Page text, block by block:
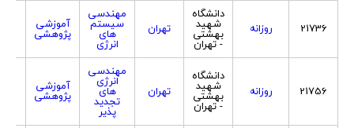
21736 روزانه
دانشگاه
شهید
بهشتی
- تهران
تهران
مهندسی
سیستم
های
انرژی
آموزشی
پژوهشی
21756 روزانه
دانشگاه
شهید
بهشتی
- تهران
تهران
مهندسی
انرژی
های
تجدید
پذیر
آموزشی
پژوهشی